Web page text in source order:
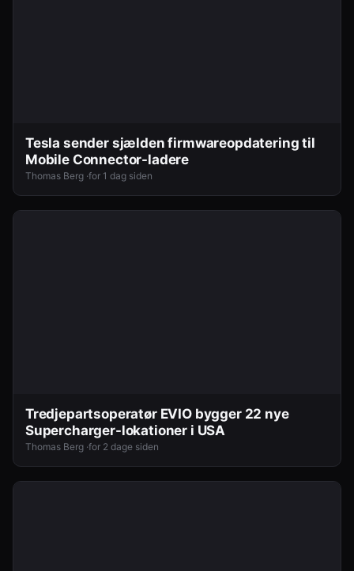
Tesla sender sjælden firmwareopdatering til
Mobile Connector-ladere
Thomas Berg ·for 1 dag siden
Tredjepartsoperatør EVIO bygger 22 nye
Supercharger-lokationer i USA
Thomas Berg ·for 2 dage siden